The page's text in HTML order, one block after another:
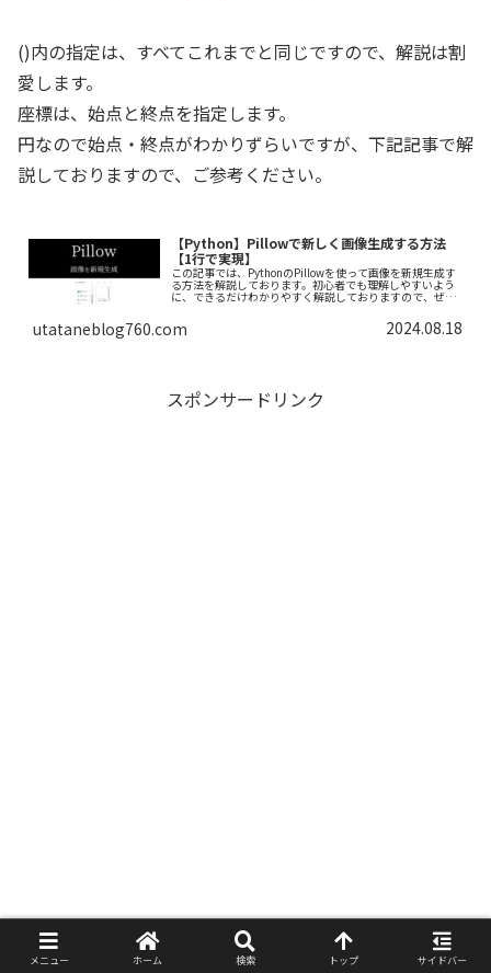
()内の指定は、すべてこれまでと同じですので、解説は割
愛します。
座標は、始点と終点を指定します。
円なので始点・終点がわかりずらいですが、下記記事で解
説しておりますので、ご参考ください。
【Python】Pillowで新しく画像生成する方法
【1行で実現】
この記事では、PythonのPillowを使って画像を新規生成す
る方法を解説しております。初心者でも理解しやすいよう
に、できるだけわかりやすく解説しておりますので、ぜひ
utataneblog760.com 2024.08.18
スポンサードリンク
メニュー ホーム 検索 トップ サイドバー